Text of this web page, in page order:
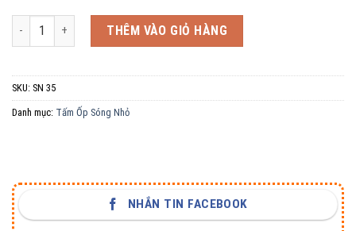
Tấm Ốp Sóng Nhỏ SN 35 số lượngTHÊM VÀO GIỎ HÀNG
SKU: SN 35
Danh mục: Tấm Ốp Sóng Nhỏ
NHẮN TIN FACEBOOK